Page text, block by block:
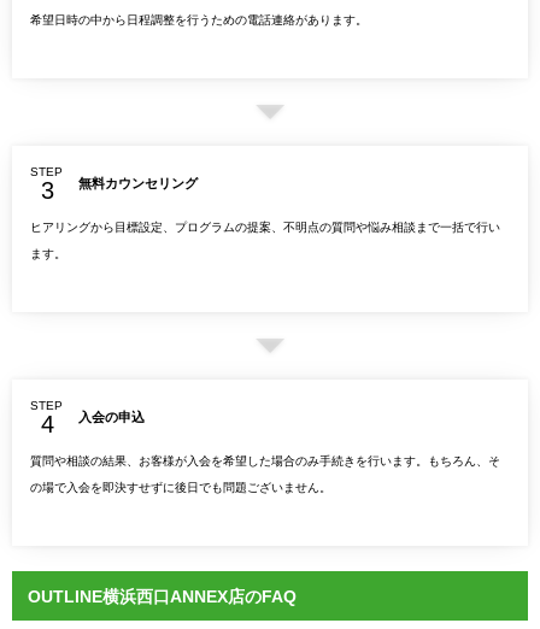
希望日時の中から日程調整を行うための電話連絡があります。
STEP
無料カウンセリング
ヒアリングから目標設定、プログラムの提案、不明点の質問や悩み相談まで一括で行い
ます。
STEP
入会の申込
質問や相談の結果、お客様が入会を希望した場合のみ手続きを行います。もちろん、そ
の場で入会を即決すせずに後日でも問題ございません。
OUTLINE横浜西口ANNEX店のFAQ